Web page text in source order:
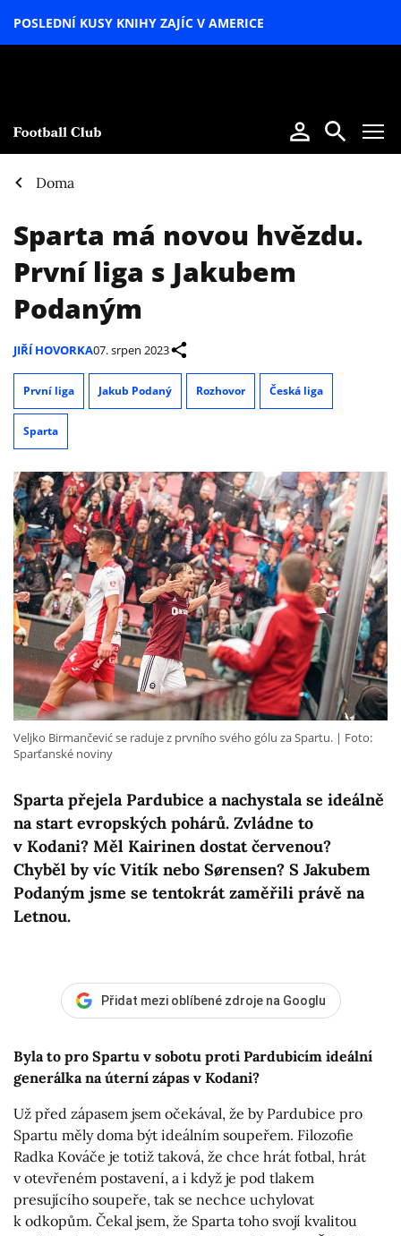
POSLEDNÍ KUSY KNIHY ZAJÍC V AMERICE
Doma
Sparta má novou hvězdu.
První liga s Jakubem
Podaným
JIŘÍ HOVORKA07. srpen 2023
První liga Jakub Podaný Rozhovor Česká liga
Sparta
Sparta přejela Pardubice a nachystala se ideálně
na start evropských pohárů. Zvládne to
v Kodani? Měl Kairinen dostat červenou?
Chyběl by víc Vitík nebo Sørensen? S Jakubem
Podaným jsme se tentokrát zaměřili právě na
Letnou.
Veljko Birmančević se raduje z prvního svého gólu za Spartu.
Foto:
Sparťanské noviny
Přidat mezi oblíbené zdroje na Googlu
Byla to pro Spartu v sobotu proti Pardubicím ideální
generálka na úterní zápas v Kodani?
Už před zápasem jsem očekával, že by Pardubice pro
Spartu měly doma být ideálním soupeřem. Filozofie
Radka Kováče je totiž taková, že chce hrát fotbal, hrát
v otevřeném postavení, a i když je pod tlakem
presujícího soupeře, tak se nechce uchylovat
k odkopům. Čekal jsem, že Sparta toho svojí kvalitou